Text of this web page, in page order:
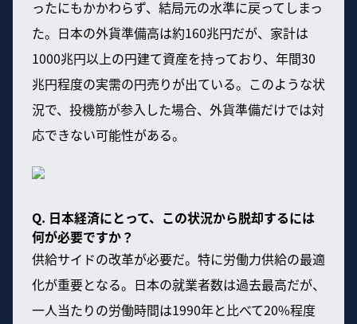
ったにもかかわらず、結局元の水準に戻ってしまっ
た。日本の外貨準備高は約160兆円だが、家計は
1000兆円以上の円建て資産を持っており、年間30
兆円程度の実需の円売りが出ている。このような状
況で、投機筋が参入した場合、外貨準備だけでは対
応できない可能性がある。
Q. 日本経済にとって、この状況から脱却するには
何が必要ですか？
供給サイドの改革が必要だ。特に労働力供給の最適
化が重要となる。日本の就業者数は過去最高だが、
一人当たりの労働時間は1990年と比べて20%程度